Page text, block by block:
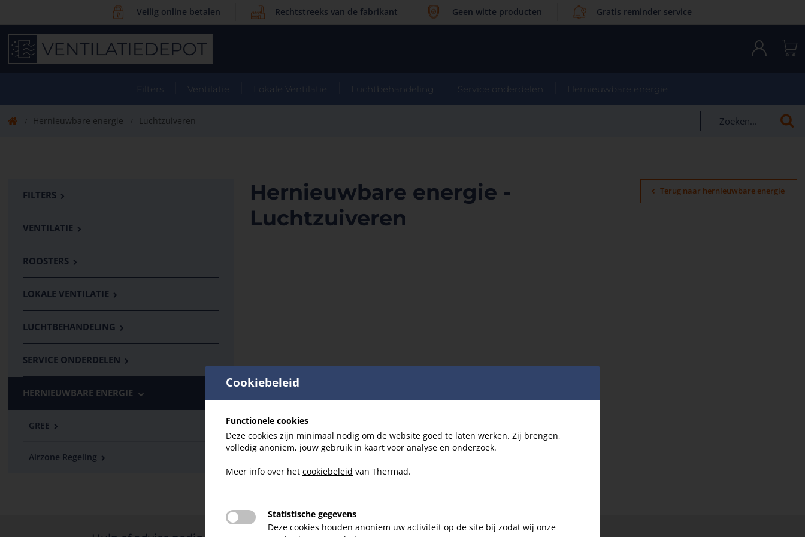
Cookiebeleid
Functionele cookies
Deze cookies zijn minimaal nodig om de website goed te laten werken. Zij brengen,
volledig anoniem, jouw gebruik in kaart voor analyse en onderzoek.
Meer info over het cookiebeleid van Thermad.
Statistische gegevens
Deze cookies houden anoniem uw activiteit op de site bij zodat wij onze
Veilig online betalen Rechtstreeks van de fabrikant Geen witte producten Gratis reminder service
Filters Ventilatie Lokale Ventilatie Luchtbehandeling Service onderdelen Hernieuwbare energie
Hernieuwbare energie Luchtzuiveren
FILTERS
VENTILATIE
ROOSTERS
LOKALE VENTILATIE
LUCHTBEHANDELING
SERVICE ONDERDELEN
HERNIEUWBARE ENERGIE
GREE
Airzone Regeling
Hernieuwbare energie -
Luchtzuiveren
Terug naar hernieuwbare energie